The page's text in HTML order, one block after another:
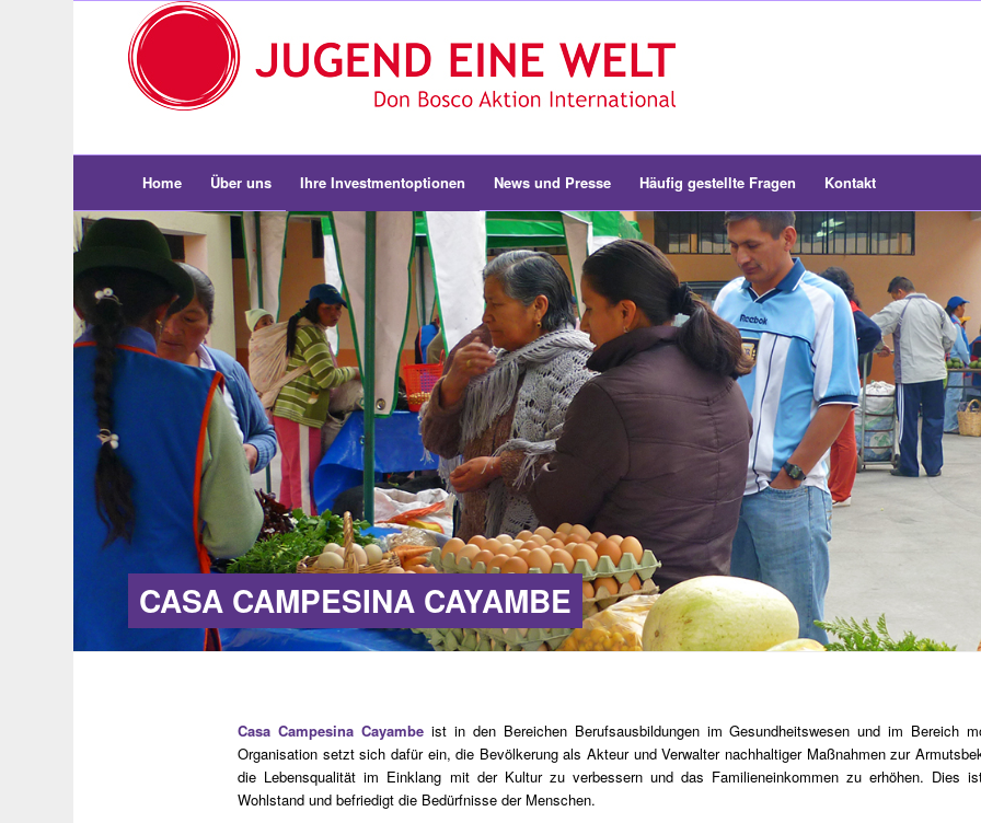
Home Über uns Ihre Investmentoptionen News und Presse Häufig gestellte Fragen Kontakt
CASA CAMPESINA CAYAMBE
Casa Campesina Cayambe ist in den Bereichen Berufsausbildungen im Gesundheitswesen und im Bereich
Organisation setzt sich dafür ein, die Bevölkerung als Akteur und Verwalter nachhaltiger Maßnahmen zur
die Lebensqualität im Einklang mit der Kultur zu verbessern und das Familieneinkommen zu erhöhen. Dies
Wohlstand und befriedigt die Bedürfnisse der Menschen.